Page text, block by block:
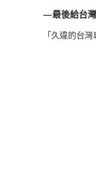
—最後給台
「久違的台